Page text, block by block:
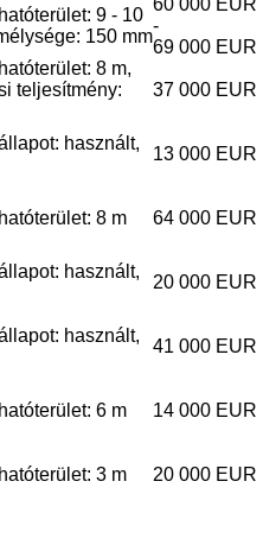
9 - 10
150 mm
60 000 EUR
-
69 000 EUR
8 m,
teljesítmény:
37 000 EUR
használt,
13 000 EUR
8 m 64 000 EUR
használt,
20 000 EUR
használt,
41 000 EUR
6 m 14 000 EUR
3 m 20 000 EUR